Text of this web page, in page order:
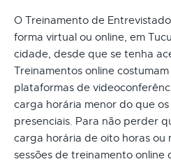
O Treinamento de
forma virtual ou online, em
cidade, desde que se tenha
Treinamentos online
plataformas de
carga horária menor do que
presenciais. Para não perder
carga horária de oito horas ou
sessões de treinamento online